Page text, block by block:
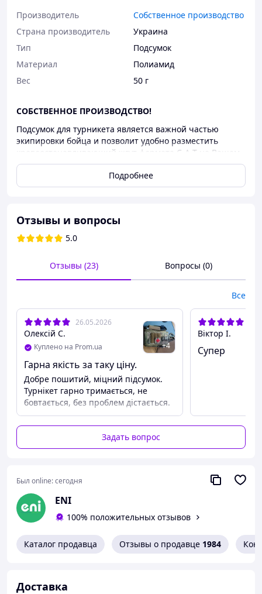
Производитель
Собственное производство
Страна производитель
Украина
Тип
Подсумок
Материал
Полиамид
Вес
50 г
СОБСТВЕННОЕ ПРОИЗВОДСТВО!
Подсумок для турникета является важной частью
экипировки бойца и позволит удобно разместить
кровоостанавливающий жгут формата C-A-T на Вашем
снаряжении.
Крепление для турникета выполнено из широкой
эластичной резинки, которая надежно фиксирует жгут.
Внутренняя стенка сделана из нейлоновой стропы и
вшитой внутрь пластиковой пластины, что позволяет
легко извлекать турникет из подсумка и хорошо
держать форму.
Благодаря продуманной конструкции подсумка Вы
сможете мгновенно вытащить турникет и очень
быстро использовать его. Эта модель легко крепится к
снаряжению с помощью MOLLE интерфейса.
Доступные цвета:
Мультикам, пиксель, койот, олива, черный
Отправляем товар в день вашего заказа!
Подробнее
Отзывы и вопросы
5.0
Отзывы (23) Вопросы (0)
Все
26.05.2026
Олексій С.
Куплено на Prom.ua +4
Гарна якість за таку ціну.
Добре пошитий, міцний підсумок.
Турнікет гарно тримається, не
бовтається, без проблем дістається.
Віктор І.
Супер
Задать вопрос
Был online:сегодня
ENI
100% положительных отзывов
Каталог продавца Отзывы о продавце 1984
Доставка